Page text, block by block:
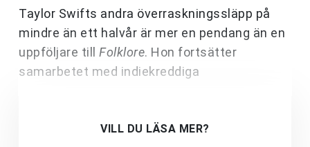
Taylor Swifts andra överraskningssläpp på
mindre än ett halvår är mer en pendang än en
uppföljare till Folklore. Hon fortsätter
samarbetet med indiekreddiga
VILL DU LÄSA MER?